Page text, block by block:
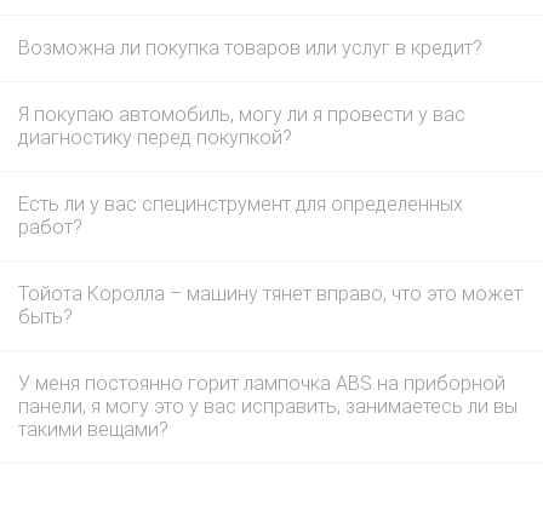
Возможна ли покупка товаров или услуг в кредит?
Я покупаю автомобиль, могу ли я провести у вас
диагностику перед покупкой?
Есть ли у вас специнструмент для определенных
работ?
Тойота Королла – машину тянет вправо, что это может
быть?
У меня постоянно горит лампочка ABS на приборной
панели, я могу это у вас исправить, занимаетесь ли вы
такими вещами?